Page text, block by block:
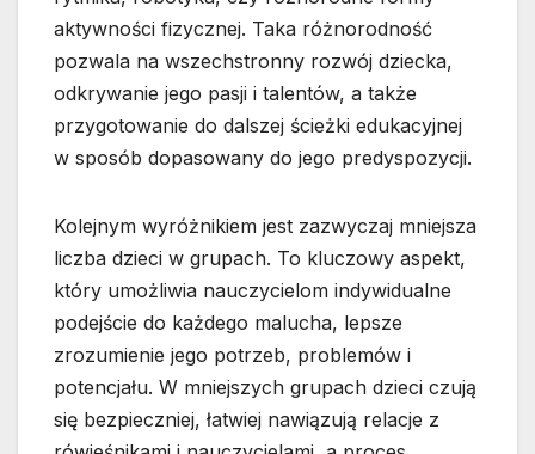
aktywności fizycznej. Taka różnorodność
pozwala na wszechstronny rozwój dziecka,
odkrywanie jego pasji i talentów, a także
przygotowanie do dalszej ścieżki edukacyjnej
w sposób dopasowany do jego predyspozycji.
Kolejnym wyróżnikiem jest zazwyczaj mniejsza
liczba dzieci w grupach. To kluczowy aspekt,
który umożliwia nauczycielom indywidualne
podejście do każdego malucha, lepsze
zrozumienie jego potrzeb, problemów i
potencjału. W mniejszych grupach dzieci czują
się bezpieczniej, łatwiej nawiązują relacje z